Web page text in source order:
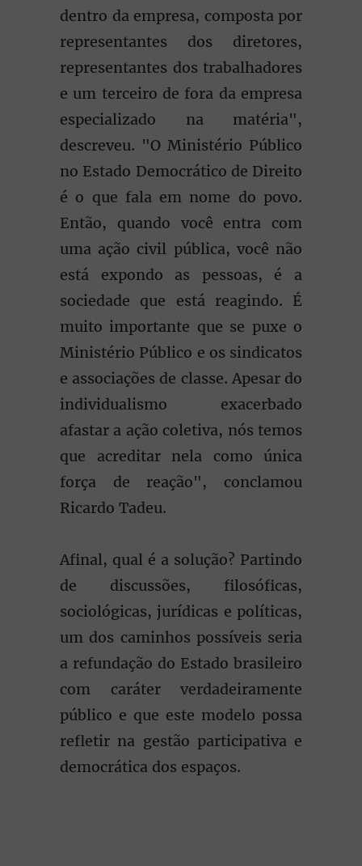
dentro da empresa, composta por
representantes dos diretores,
representantes dos trabalhadores
e um terceiro de fora da empresa
especializado na matéria",
descreveu. "O Ministério Público
no Estado Democrático de Direito
é o que fala em nome do povo.
Então, quando você entra com
uma ação civil pública, você não
está expondo as pessoas, é a
sociedade que está reagindo. É
muito importante que se puxe o
Ministério Público e os sindicatos
e associações de classe. Apesar do
individualismo exacerbado
afastar a ação coletiva, nós temos
que acreditar nela como única
força de reação", conclamou
Ricardo Tadeu.
Afinal, qual é a solução? Partindo
de discussões, filosóficas,
sociológicas, jurídicas e políticas,
um dos caminhos possíveis seria
a refundação do Estado brasileiro
com caráter verdadeiramente
público e que este modelo possa
refletir na gestão participativa e
democrática dos espaços.